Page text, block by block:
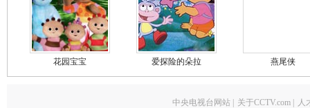
花园宝宝 爱探险的朵拉 燕尾侠
中央电视台网站 关于CCTV.com 人